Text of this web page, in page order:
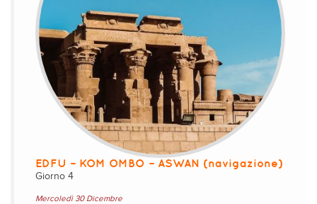
EDFU – KOM OMBO – ASWAN (navigazione)
Giorno 4
Mercoledì 30 Dicembre